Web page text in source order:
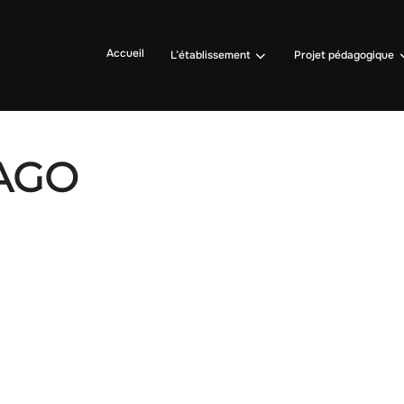
Accueil L’établissement Projet pédagogique